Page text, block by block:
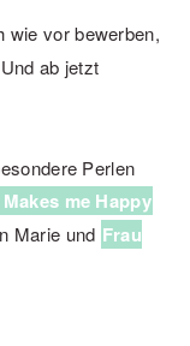
wie vor bewerben,
ab jetzt
Perlen
me Happy
Marie und Frau